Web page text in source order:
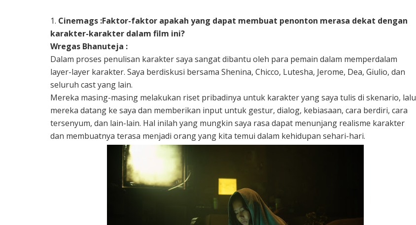
1. Cinemags :Faktor-faktor apakah yang dapat membuat penonton merasa dekat dengan
karakter-karakter dalam film ini?
Wregas Bhanuteja :
Dalam proses penulisan karakter saya sangat dibantu oleh para pemain dalam memperdalam
layer-layer karakter. Saya berdiskusi bersama Shenina, Chicco, Lutesha, Jerome, Dea, Giulio, dan
seluruh cast yang lain.
Mereka masing-masing melakukan riset pribadinya untuk karakter yang saya tulis di skenario, lalu
mereka datang ke saya dan memberikan input untuk gestur, dialog, kebiasaan, cara berdiri, cara
tersenyum, dan lain-lain. Hal inilah yang mungkin saya rasa dapat menunjang realisme karakter
dan membuatnya terasa menjadi orang yang kita temui dalam kehidupan sehari-hari.